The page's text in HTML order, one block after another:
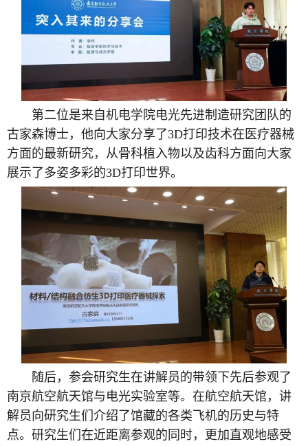
第二位是来自机电学院电光先进制造研究团队的
古家森博士，他向大家分享了3D打印技术在医疗器械
方面的最新研究，从骨科植入物以及齿科方面向大家
展示了多姿多彩的3D打印世界。
随后，参会研究生在讲解员的带领下先后参观了
南京航空航天馆与电光实验室等。在航空航天馆，讲
解员向研究生们介绍了馆藏的各类飞机的历史与特
点。研究生们在近距离参观的同时，更加直观地感受